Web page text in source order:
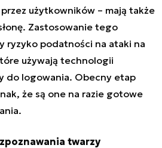
użytkowników – mają także
Zastosowanie tego
ryzyko podatności na ataki na
używają technologii
do logowania. Obecny etap
że są one na razie gotowe
twarzy